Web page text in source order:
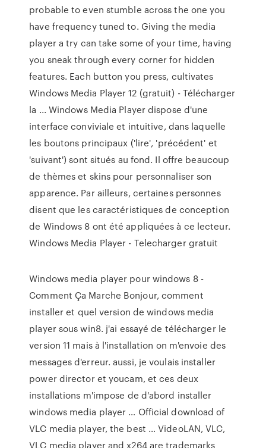
probable to even stumble across the one you
have frequency tuned to. Giving the media
player a try can take some of your time, having
you sneak through every corner for hidden
features. Each button you press, cultivates
Windows Media Player 12 (gratuit) - Télécharger
la ... Windows Media Player dispose d'une
interface conviviale et intuitive, dans laquelle
les boutons principaux ('lire', 'précédent' et
'suivant') sont situés au fond. Il offre beaucoup
de thèmes et skins pour personnaliser son
apparence. Par ailleurs, certaines personnes
disent que les caractéristiques de conception
de Windows 8 ont été appliquées à ce lecteur.
Windows Media Player - Telecharger gratuit
Windows media player pour windows 8 -
Comment Ça Marche Bonjour, comment
installer et quel version de windows media
player sous win8. j'ai essayé de télécharger le
version 11 mais à l'installation on m'envoie des
messages d'erreur. aussi, je voulais installer
power director et youcam, et ces deux
installations m'impose de d'abord installer
windows media player … Official download of
VLC media player, the best … VideoLAN, VLC,
VLC media player and x264 are trademarks